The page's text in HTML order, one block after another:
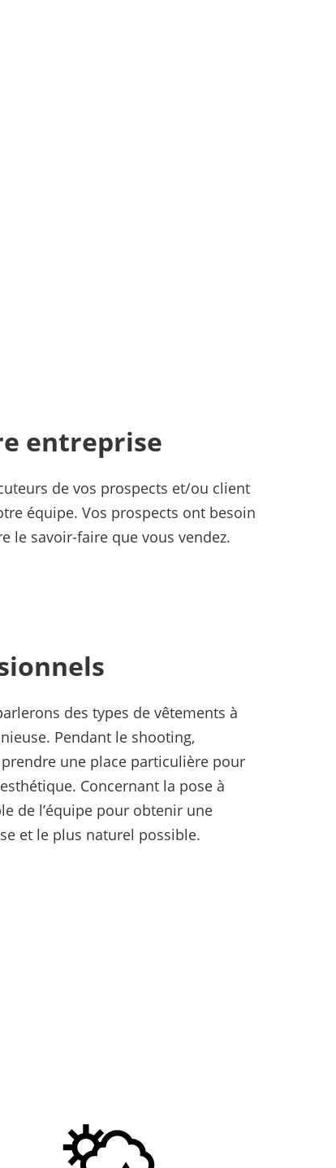
entreprise
de vos prospects et/ou client
équipe. Vos prospects ont besoin
le savoir-faire que vous vendez.
des types de vêtements à
Pendant le shooting,
une place particulière pour
Concernant la pose à
de l’équipe pour obtenir une
et le plus naturel possible.